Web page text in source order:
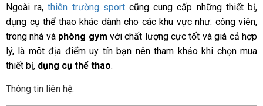
Ngoài ra,thiên trường sportcũng cung cấp những thiết bị,
dụng cụ thể thao khác dành cho các khu vực như: công viên,
trong nhà và phòng gym với chất lượng cực tốt và giá cả hợp
lý, là một địa điểm uy tín bạn nên tham khảo khi chọn mua
thiết bị, dụng cụ thể thao.
Thông tin liên hệ: